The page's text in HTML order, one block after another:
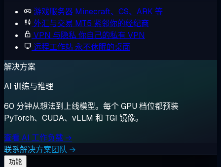
游戏服务器 Minecraft、CS、ARK 等
外汇与交易 MT5 紧邻你的经纪商
VPN 与隐私 你自己的私有 VPN
远程工作站 永不休眠的桌面
解决方案
AI 训练与推理
60 分钟从想法到上线模型。每个 GPU 档位都预装
PyTorch、CUDA、vLLM 和 TGI 镜像。
查看 AI 工作负载 →
联系解决方案团队 →